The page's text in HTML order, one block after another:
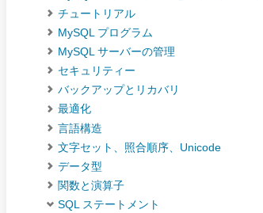
チュートリアル
MySQL プログラム
MySQL サーバーの管理
セキュリティー
バックアップとリカバリ
最適化
言語構造
文字セット、照合順序、Unicode
データ型
関数と演算子
SQL ステートメント